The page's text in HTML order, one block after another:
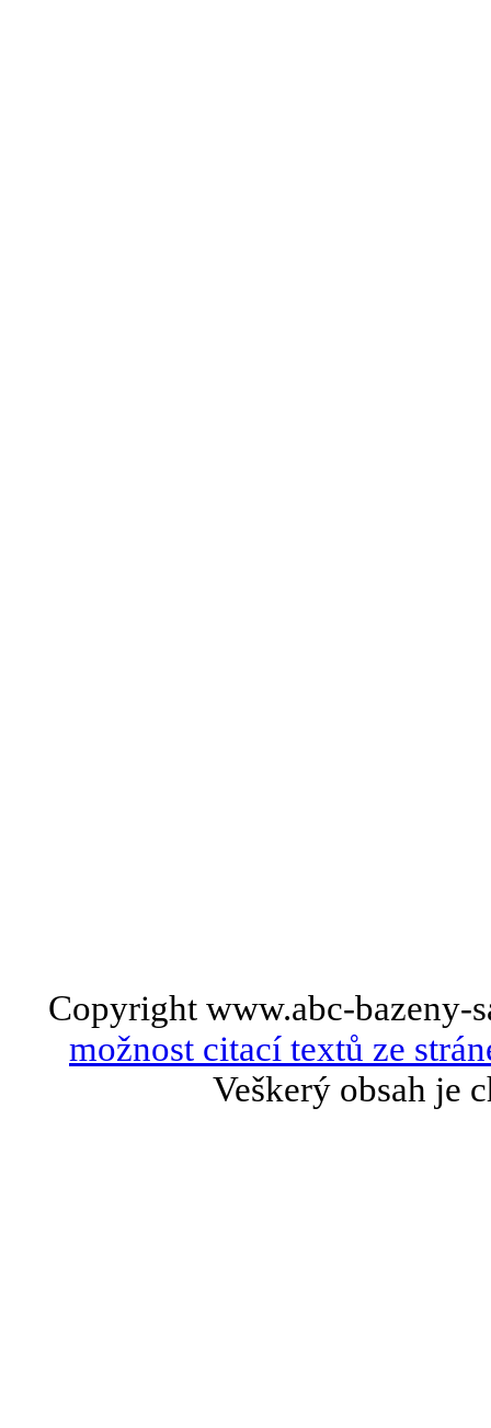
Copyright www.abc-bazeny-
možnost citací textů ze
Veškerý obsah je